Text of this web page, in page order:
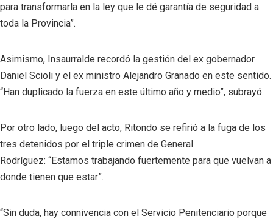
para transformarla en la ley que le dé garantía de seguridad a
toda la Provincia”.
Asimismo, Insaurralde recordó la gestión del ex gobernador
Daniel Scioli y el ex ministro Alejandro Granado en este sentido.
“Han duplicado la fuerza en este último año y medio”, subrayó.
Por otro lado, luego del acto, Ritondo se refirió a la fuga de los
tres detenidos por el triple crimen de General
Rodríguez: “Estamos trabajando fuertemente para que vuelvan a
donde tienen que estar”.
“Sin duda, hay connivencia con el Servicio Penitenciario porque